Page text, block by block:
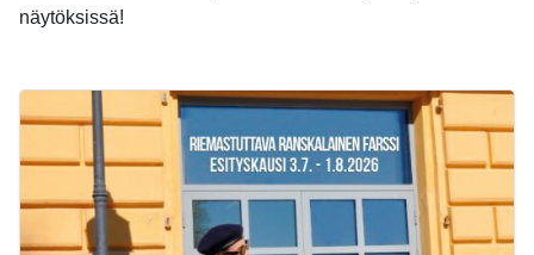
näytöksissä!